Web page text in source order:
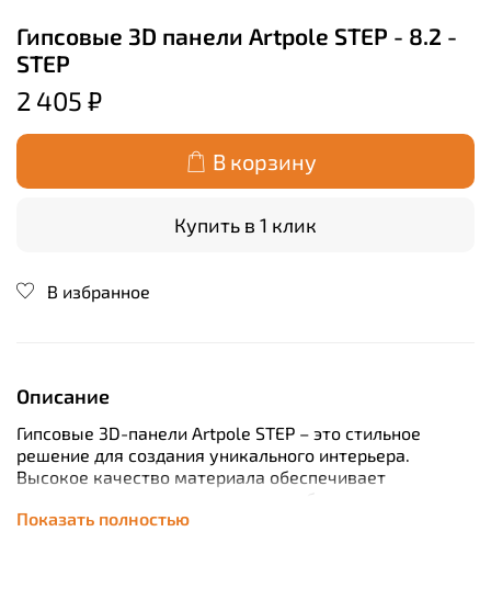
Гипсовые 3D панели Artpole STEP - 8.2 -
STEP
2 405 ₽
В корзину
Купить в 1 клик
В избранное
Описание
Гипсовые 3D-панели Artpole STEP – это стильное
решение для создания уникального интерьера.
Высокое качество материала обеспечивает
долговечность покрытия, а разнообразные варианты
фактур позволяют воплотить любые дизайнерские
Показать полностью